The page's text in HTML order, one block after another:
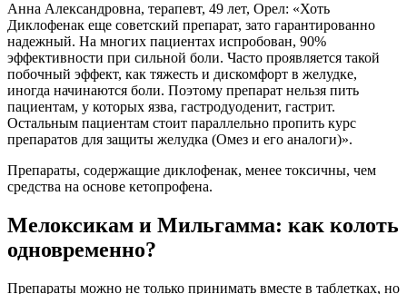
Анна Александровна, терапевт, 49 лет, Орел: «Хоть
Диклофенак еще советский препарат, зато гарантированно
надежный. На многих пациентах испробован, 90%
эффективности при сильной боли. Часто проявляется такой
побочный эффект, как тяжесть и дискомфорт в желудке,
иногда начинаются боли. Поэтому препарат нельзя пить
пациентам, у которых язва, гастродуоденит, гастрит.
Остальным пациентам стоит параллельно пропить курс
препаратов для защиты желудка (Омез и его аналоги)».
Препараты, содержащие диклофенак, менее токсичны, чем
средства на основе кетопрофена.
Мелоксикам и Мильгамма: как колоть
одновременно?
Препараты можно не только принимать вместе в таблетках, но